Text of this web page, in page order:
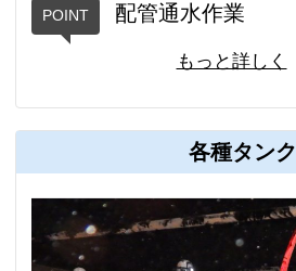
配管通水作業
もっと詳しく
各種タンク